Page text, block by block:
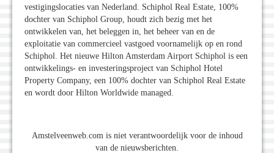
vestigingslocaties van Nederland. Schiphol Real Estate, 100%
dochter van Schiphol Group, houdt zich bezig met het
ontwikkelen van, het beleggen in, het beheer van en de
exploitatie van commercieel vastgoed voornamelijk op en rond
Schiphol. Het nieuwe Hilton Amsterdam Airport Schiphol is een
ontwikkelings- en investeringsproject van Schiphol Hotel
Property Company, een 100% dochter van Schiphol Real Estate
en wordt door Hilton Worldwide managed.
Amstelveenweb.com is niet verantwoordelijk voor de inhoud
van de nieuwsberichten.